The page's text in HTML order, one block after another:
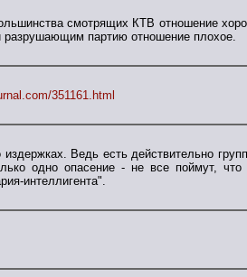
смотрящих КТВ отношение
партию отношение плохое.
351161.html
Ведь есть действительно
одно опасение - не все поймут, что
интеллигента".